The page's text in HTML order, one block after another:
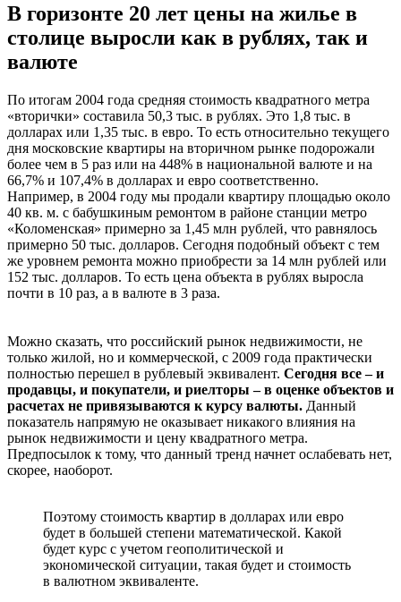
В горизонте 20 лет цены на жилье в
столице выросли как в рублях, так и
валюте
По итогам 2004 года средняя стоимость квадратного метра
«вторички» составила 50,3 тыс. в рублях. Это 1,8 тыс. в
долларах или 1,35 тыс. в евро. То есть относительно текущего
дня московские квартиры на вторичном рынке подорожали
более чем в 5 раз или на 448% в национальной валюте и на
66,7% и 107,4% в долларах и евро соответственно.
Например, в 2004 году мы продали квартиру площадью около
40 кв. м. с бабушкиным ремонтом в районе станции метро
«Коломенская» примерно за 1,45 млн рублей, что равнялось
примерно 50 тыс. долларов. Сегодня подобный объект с тем
же уровнем ремонта можно приобрести за 14 млн рублей или
152 тыс. долларов. То есть цена объекта в рублях выросла
почти в 10 раз, а в валюте в 3 раза.
Можно сказать, что российский рынок недвижимости, не
только жилой, но и коммерческой, с 2009 года практически
полностью перешел в рублевый эквивалент. Сегодня все – и
продавцы, и покупатели, и риелторы – в оценке объектов и
расчетах не привязываются к курсу валюты. Данный
показатель напрямую не оказывает никакого влияния на
рынок недвижимости и цену квадратного метра.
Предпосылок к тому, что данный тренд начнет ослабевать нет,
скорее, наоборот.
Поэтому стоимость квартир в долларах или евро
будет в большей степени математической. Какой
будет курс с учетом геополитической и
экономической ситуации, такая будет и стоимость
в валютном эквиваленте.